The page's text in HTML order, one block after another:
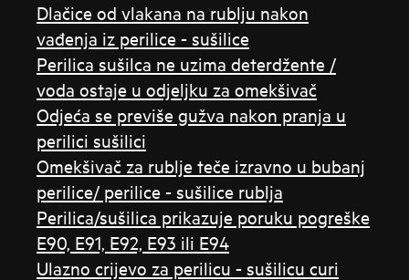
Dlačice od vlakana na rublju nakon
vađenja iz perilice - sušilice
Perilica sušilca ne uzima deterdžente /
voda ostaje u odjeljku za omekšivač
Odjeća se previše gužva nakon pranja u
perilici sušilici
Omekšivač za rublje teče izravno u bubanj
perilice/ perilice - sušilice rublja
Perilica/sušilica prikazuje poruku pogreške
E90, E91, E92, E93 ili E94
Ulazno crijevo za perilicu - sušilicu curi